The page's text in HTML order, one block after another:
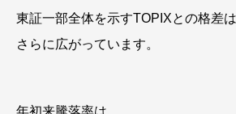
東証一部全体を示すTOPIXとの格差は
さらに広がっています。
年初来騰落率は、